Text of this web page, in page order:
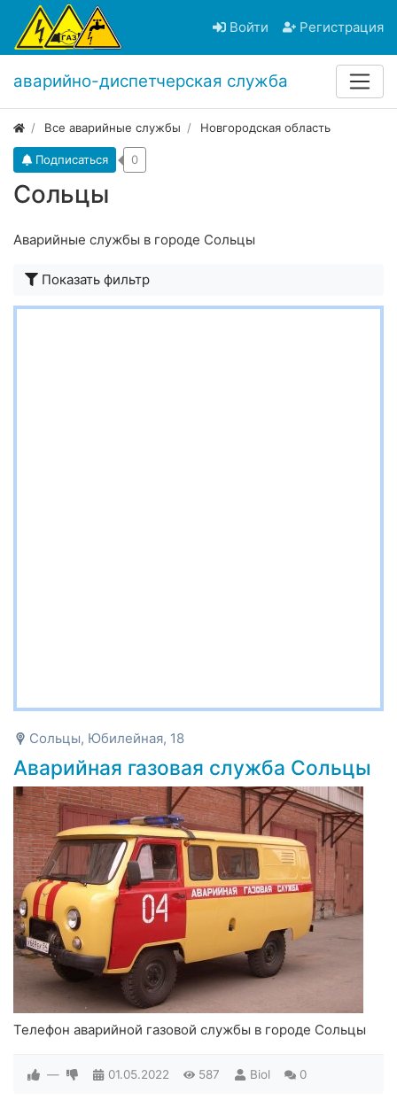
Войти Регистрация
аварийно-диспетчерская служба
Все аварийные службы Новгородская область
Сольцы
Подписаться 0
Аварийные службы в городе Сольцы
Показать фильтр
Сольцы, Юбилейная, 18
Аварийная газовая служба Сольцы
Телефон аварийной газовой службы в городе Сольцы
— 01.05.2022 587 Biol 0